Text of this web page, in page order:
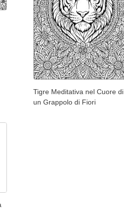
Tigre Meditativa nel Cuore di
un Grappolo di Fiori